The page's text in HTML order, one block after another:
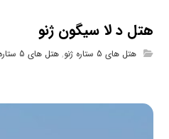
هتل د لا سیگون ژنو
هتل های 5 ستاره ژنو ,هتل های 5 ستاره